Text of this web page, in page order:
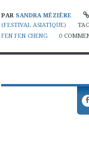
PAR SANDRA MÉZIÈRE
(FESTIVAL ASIATIQUE)
FEN FEN CHENG
0